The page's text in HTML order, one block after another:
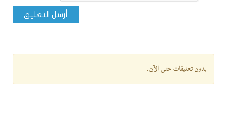
أرسل التعليق
بدون تعليقات حتى الآن.